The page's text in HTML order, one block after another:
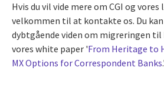
Hvis du vil vide mere om CGI og vores
velkommen til at kontakte os. Du
dybtgående viden om migreringen til
vores white paper 'From Heritage to
MX Options for Correspondent Banks.'